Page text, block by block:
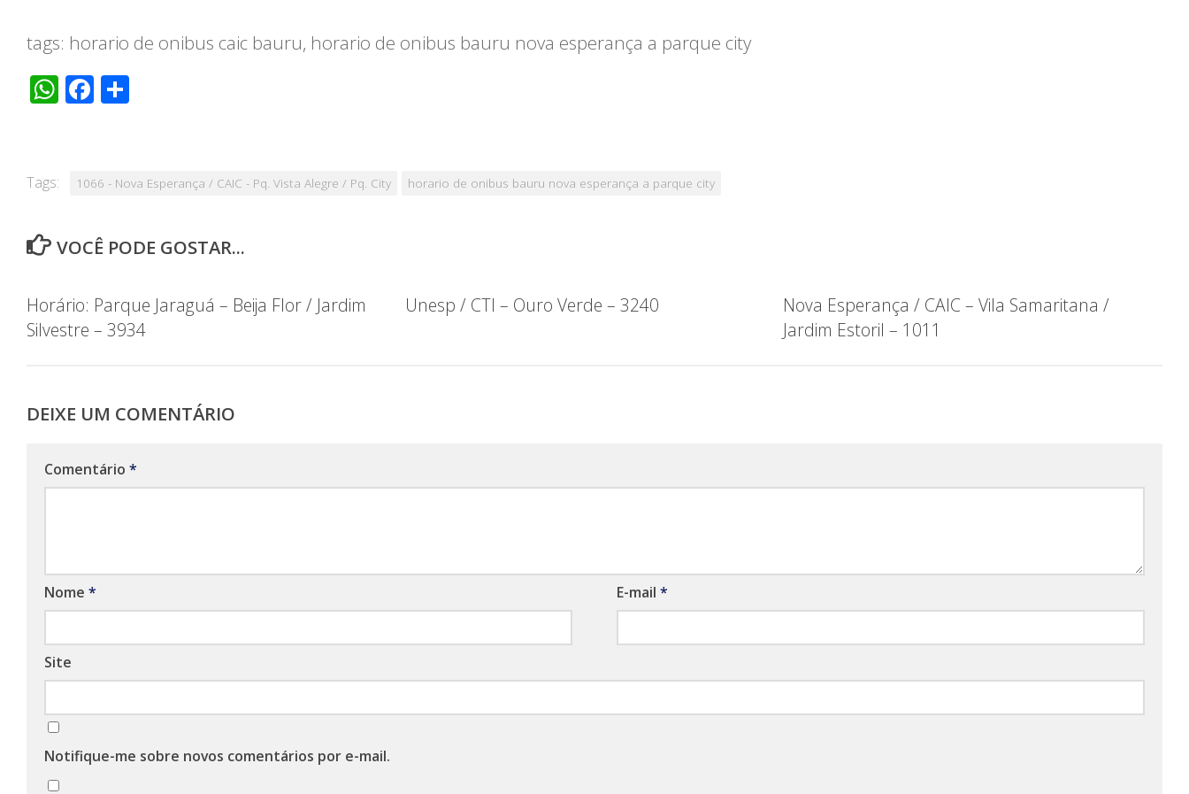
tags: horario de onibus caic bauru, horario de onibus bauru nova esperança a parque city
WhatsApp
Facebook
Tags: 1066 - Nova Esperança / CAIC - Pq. Vista Alegre / Pq. City horario de onibus bauru nova esperança a parque city
VOCÊ PODE GOSTAR...
Horário: Parque Jaraguá – Beija Flor / Jardim
Silvestre – 3934
Unesp / CTI – Ouro Verde – 3240
Nova Esperança / CAIC – Vila Samaritana /
Jardim Estoril – 1011
DEIXE UM COMENTÁRIO
Comentário *
Nome * E-mail *
Site
Notifique-me sobre novos comentários por e-mail.